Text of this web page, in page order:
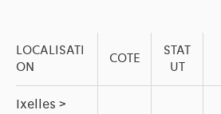
LOCALISATI
ON
COTE
STAT
UT
Ixelles >